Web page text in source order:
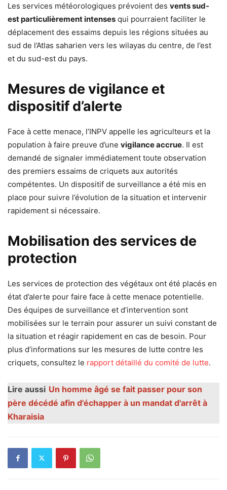
Les services météorologiques prévoient des vents sud-
est particulièrement intenses qui pourraient faciliter le
déplacement des essaims depuis les régions situées au
sud de l’Atlas saharien vers les wilayas du centre, de l’est
et du sud-est du pays.
Mesures de vigilance et
dispositif d’alerte
Face à cette menace, l’INPV appelle les agriculteurs et la
population à faire preuve d’une vigilance accrue. Il est
demandé de signaler immédiatement toute observation
des premiers essaims de criquets aux autorités
compétentes. Un dispositif de surveillance a été mis en
place pour suivre l’évolution de la situation et intervenir
rapidement si nécessaire.
Mobilisation des services de
protection
Les services de protection des végétaux ont été placés en
état d’alerte pour faire face à cette menace potentielle.
Des équipes de surveillance et d’intervention sont
mobilisées sur le terrain pour assurer un suivi constant de
la situation et réagir rapidement en cas de besoin. Pour
plus d’informations sur les mesures de lutte contre les
criquets, consultez le rapport détaillé du comité de lutte.
Lire aussi Un homme âgé se fait passer pour son
père décédé afin d'échapper à un mandat d'arrêt à
Kharaisia